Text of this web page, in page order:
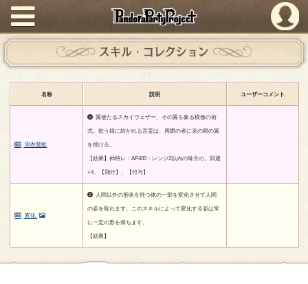
PandoraPartyProject
スキル・コレクション
名称 説明 ユーザーコメント
羽衣賛歌
翼使たるスカイウェザー、その翼を象る模倣の術
式。歌う様に紡がれる言霊は、周囲の者に束の間の翼
を授ける。
【効果】神特レ：AP400：レンジ2以内の味方の、回避
+4、【飛行】、【付与】
変化
人間以外の形状を持つ体の一部を変化させて人間
の姿を取れます。このスキルによって変化する姿は常
に一定の形を保ちます。
【効果】